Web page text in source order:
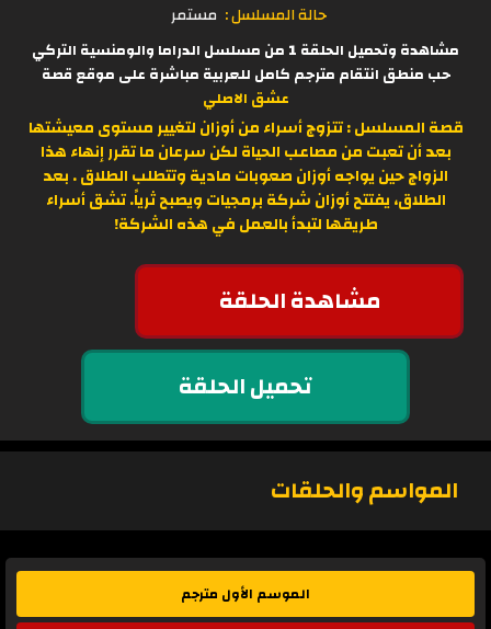
حالة المسلسل : مستمر
مشاهدة وتحميل الحلقة 1 من مسلسل الدراما والومنسية التركي
حب منطق انتقام مترجم كامل للعربية مباشرة على موقع قصة
عشق الاصلي
قصة المسلسل :تتزوج أسراء من أوزان لتغيير مستوى معيشتها
بعد أن تعبت من مصاعب الحياة لكن سرعان ما تقرر إنهاء هذا
الزواج حين يواجه أوزان صعوبات مادية وتتطلب الطلاق . بعد
الطلاق، يفتتح أوزان شركة برمجيات ويصبح ثرياً. تشق أسراء
طريقها لتبدأ بالعمل في هذه الشركة!
مشاهدة الحلقة
تحميل الحلقة
المواسم والحلقات
الموسم الأول مترجم